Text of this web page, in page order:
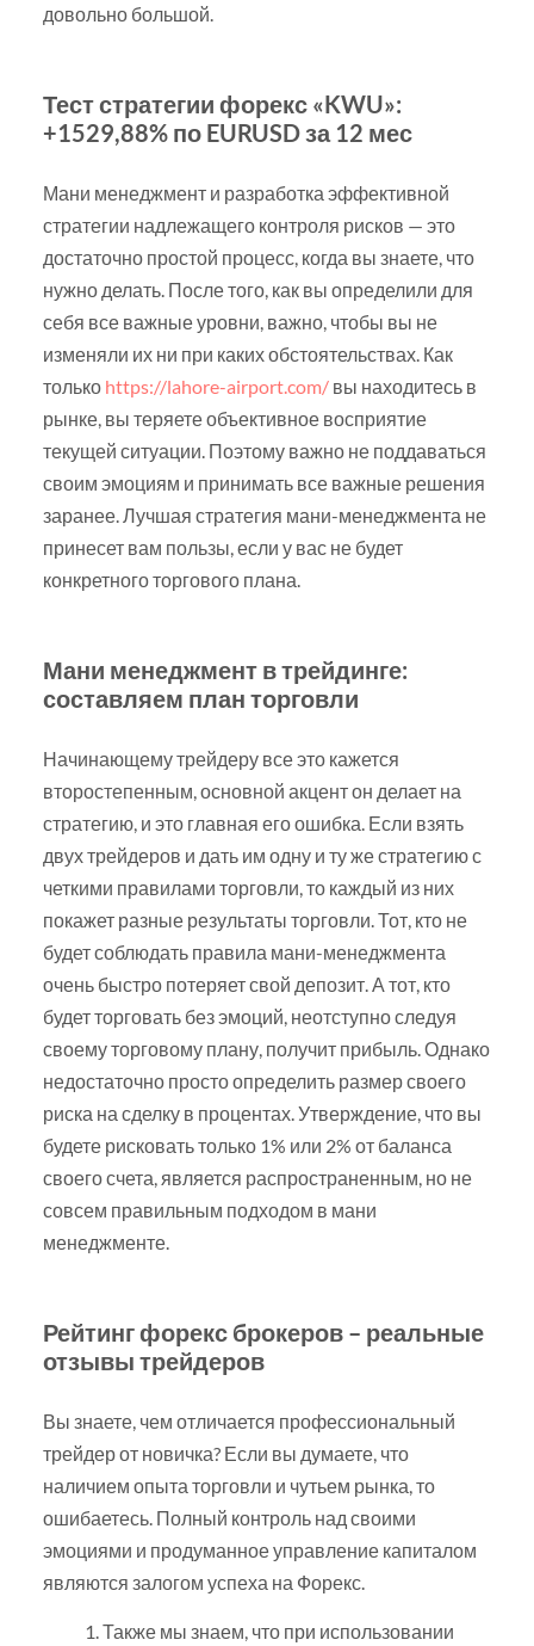
довольно большой.
Тест стратегии форекс «KWU»:
+1529,88% по EURUSD за 12 мес
Мани менеджмент и разработка эффективной
стратегии надлежащего контроля рисков — это
достаточно простой процесс, когда вы знаете, что
нужно делать. После того, как вы определили для
себя все важные уровни, важно, чтобы вы не
изменяли их ни при каких обстоятельствах. Как
только https://lahore-airport.com/вы находитесь в
рынке, вы теряете объективное восприятие
текущей ситуации. Поэтому важно не поддаваться
своим эмоциям и принимать все важные решения
заранее. Лучшая стратегия мани-менеджмента не
принесет вам пользы, если у вас не будет
конкретного торгового плана.
Мани менеджмент в трейдинге:
составляем план торговли
Начинающему трейдеру все это кажется
второстепенным, основной акцент он делает на
стратегию, и это главная его ошибка. Если взять
двух трейдеров и дать им одну и ту же стратегию с
четкими правилами торговли, то каждый из них
покажет разные результаты торговли. Тот, кто не
будет соблюдать правила мани-менеджмента
очень быстро потеряет свой депозит. А тот, кто
будет торговать без эмоций, неотступно следуя
своему торговому плану, получит прибыль. Однако
недостаточно просто определить размер своего
риска на сделку в процентах. Утверждение, что вы
будете рисковать только 1% или 2% от баланса
своего счета, является распространенным, но не
совсем правильным подходом в мани
менеджменте.
Рейтинг форекс брокеров – реальные
отзывы трейдеров
Вы знаете, чем отличается профессиональный
трейдер от новичка? Если вы думаете, что
наличием опыта торговли и чутьем рынка, то
ошибаетесь. Полный контроль над своими
эмоциями и продуманное управление капиталом
являются залогом успеха на Форекс.
Также мы знаем, что при использовании